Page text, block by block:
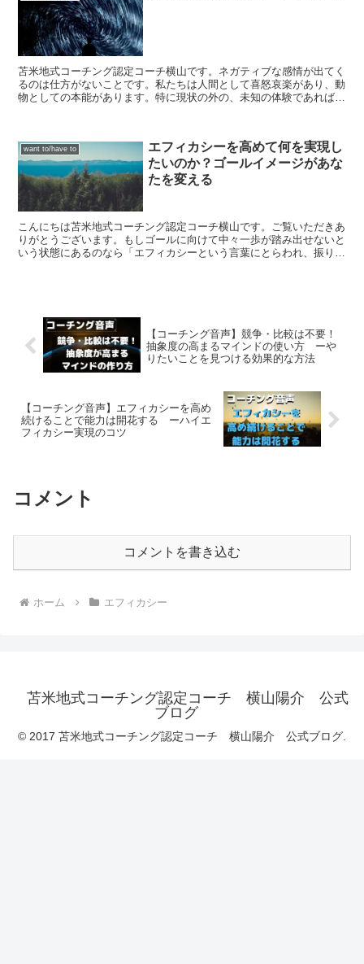
苫米地式コーチング認定コーチ横山です。ネガティブな感情が出てく
るのは仕方がないことです。私たちは人間として喜怒哀楽があり、動
物としての本能があります。特に現状の外の、未知の体験であれば
want to/have to
エフィカシーを高めて何を実現し
たいのか？ゴールイメージがあな
たを変える
こんにちは苫米地式コーチング認定コーチ横山です。ご覧いただきあ
りがとうございます。もしゴールに向けて中々一歩が踏み出せないと
いう状態にあるのなら「エフィカシーという言葉にとらわれ、振り回
【コーチング音声】競争・比較は不要！
抽象度の高まるマインドの使い方 ーや
りたいことを見つける効果的な方法
【コーチング音声】エフィカシーを高め
続けることで能力は開花する ーハイエ
フィカシー実現のコツ
コメント
コメントを書き込む
ホーム エフィカシー
苫米地式コーチング認定コーチ 横山陽介 公式
ブログ
© 2017 苫米地式コーチング認定コーチ 横山陽介 公式ブログ.